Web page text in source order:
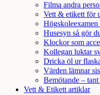
Filma andra
Vett & etikett för
Högskoleexamen
Husesyn så gör
Klockor som
Kollegan luktar
Dricka öl ur
Värden lämnar
Bemötande –
Vett & Etikett artiklar